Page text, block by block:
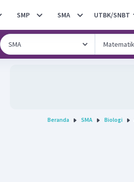
SMP SMA UTBK/SNBT
Beranda SMA Biologi